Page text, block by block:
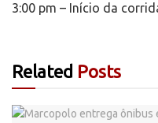
3:00 pm – Início da
Related Posts